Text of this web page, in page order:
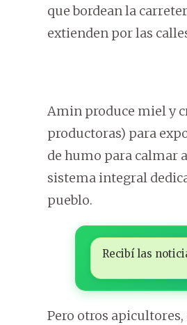
que bordean la
extienden por las
Amin produce miel y
productoras) para
de humo para calmar
sistema integral
pueblo.
Recibí las
Pero otros